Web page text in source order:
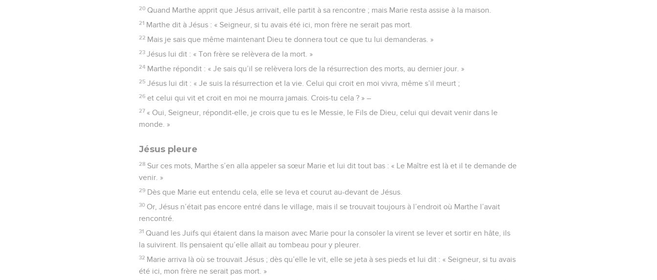
20 Quand Marthe apprit que Jésus arrivait, elle partit à sa rencontre ; mais Marie resta assise à la maison.
21 Marthe dit à Jésus : « Seigneur, si tu avais été ici, mon frère ne serait pas mort.
22 Mais je sais que même maintenant Dieu te donnera tout ce que tu lui demanderas. »
23 Jésus lui dit : « Ton frère se relèvera de la mort. »
24 Marthe répondit : « Je sais qu’il se relèvera lors de la résurrection des morts, au dernier jour. »
25 Jésus lui dit : « Je suis la résurrection et la vie. Celui qui croit en moi vivra, même s’il meurt ;
26 et celui qui vit et croit en moi ne mourra jamais. Crois-tu cela ? » –
27 « Oui, Seigneur, répondit-elle, je crois que tu es le Messie, le Fils de Dieu, celui qui devait venir dans le
monde. »
Jésus pleure
28 Sur ces mots, Marthe s’en alla appeler sa sœur Marie et lui dit tout bas : « Le Maître est là et il te demande de
venir. »
29 Dès que Marie eut entendu cela, elle se leva et courut au-devant de Jésus.
30 Or, Jésus n’était pas encore entré dans le village, mais il se trouvait toujours à l’endroit où Marthe l’avait
rencontré.
31 Quand les Juifs qui étaient dans la maison avec Marie pour la consoler la virent se lever et sortir en hâte, ils
la suivirent. Ils pensaient qu’elle allait au tombeau pour y pleurer.
32 Marie arriva là où se trouvait Jésus ; dès qu’elle le vit, elle se jeta à ses pieds et lui dit : « Seigneur, si tu avais
été ici, mon frère ne serait pas mort. »